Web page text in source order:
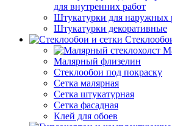
для внутренних работ
Штукатурки для наружных
Штукатурки декоративные
Малярный флизелин
Стеклообои под покраску
Сетка малярная
Сетка штукатурная
Сетка фасадная
Клей для обоев